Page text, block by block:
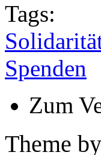
Tags:
Spenden
Zum
Theme by